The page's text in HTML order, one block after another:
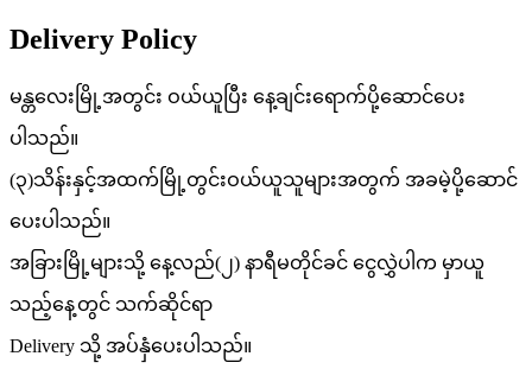
Delivery Policy
မန္တလေးမြို့အတွင်း ဝယ်ယူပြီး နေ့ချင်းရောက်ပို့ဆောင်ပေး
ပါသည်။
(၃)သိန်းနှင့်အထက်မြို့တွင်းဝယ်ယူသူများအတွက် အခမဲ့ပို့ဆောင်
ပေးပါသည်။
အခြားမြို့များသို့ နေ့လည်(၂) နာရီမတိုင်ခင် ငွေလွှဲပါက မှာယူ
သည့်နေ့တွင် သက်ဆိုင်ရာ
Delivery သို့ အပ်နှံပေးပါသည်။